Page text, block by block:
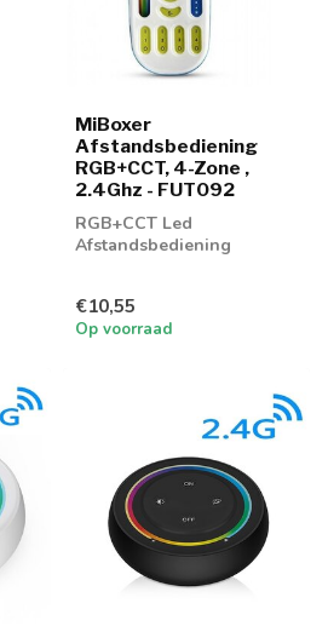
MiBoxer
Afstandsbediening
RGB+CCT, 4-Zone ,
2.4Ghz - FUT092
RGB+CCT Led
Afstandsbediening
Paneel...
€10,55
Op voorraad